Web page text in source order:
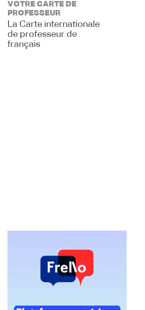
VOTRE CARTE DE
PROFESSEUR
La Carte internationale
de professeur de
français